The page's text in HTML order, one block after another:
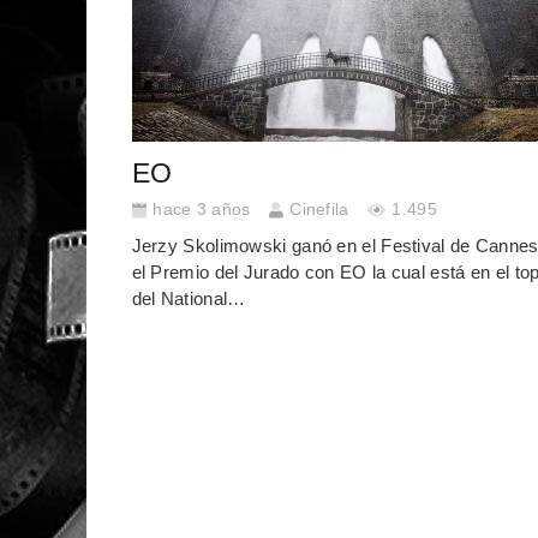
EO
hace 3 años Cinefila 1.495
Jerzy Skolimowski ganó en el Festival de Cannes
el Premio del Jurado con EO la cual está en el
del National…